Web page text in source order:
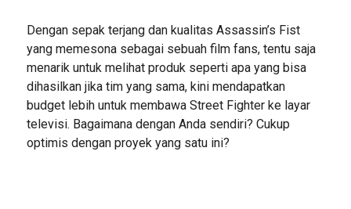
Dengan sepak terjang dan kualitas Assassin’s Fist
yang memesona sebagai sebuah film fans, tentu saja
menarik untuk melihat produk seperti apa yang bisa
dihasilkan jika tim yang sama, kini mendapatkan
budget lebih untuk membawa Street Fighter ke layar
televisi. Bagaimana dengan Anda sendiri? Cukup
optimis dengan proyek yang satu ini?